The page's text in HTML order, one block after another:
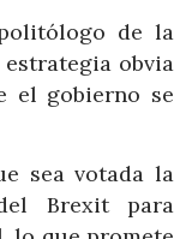
de la
obvia
el gobierno se
sea votada la
Brexit para